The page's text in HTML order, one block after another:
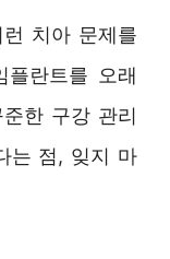
치아 문제를
란트를 오래
한 구강 관리
는 점, 잊지 마